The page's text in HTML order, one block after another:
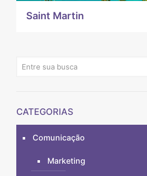
Saint Martin
CATEGORIAS
Comunicação
Marketing